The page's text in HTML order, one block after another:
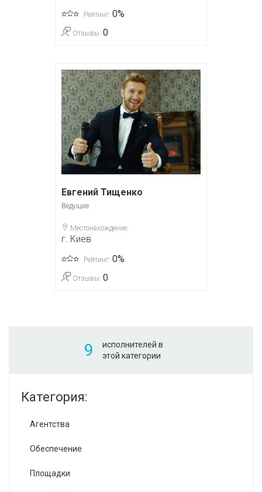
Рейтинг: 0%
Отзывы: 0
Евгений Тищенко
Ведущие
Местонахождение:
г. Киев
Рейтинг: 0%
Отзывы: 0
9
исполнителей в
этой категории
Категория:
Агентства
Обеспечение
Площадки